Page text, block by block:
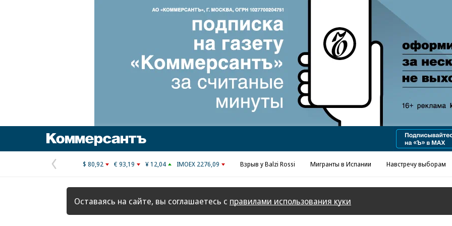
Реклама в «Ъ» www.kommersant.ru/ad
Предыдущая
страница
$ 80,92 € 93,19 ¥ 12,04 IMOEX 2276,09 Взрыв у Balzi Rossi Мигранты в Испании Навстречу выборам
Оставаясь на сайте, вы соглашаетесь с правилами использования куки